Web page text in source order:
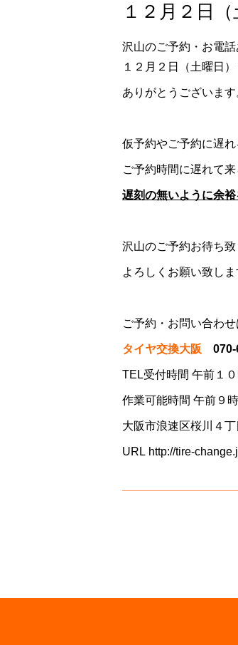
１２月２日
沢山のご予約・お電話
１２月２日（土曜日
ありがとうございます
仮予約やご予約に遅
ご予約時間に遅れて
遅刻の無いように余裕
沢山のご予約お待ち致
よろしくお願い致しま
ご予約・お問い合わせ
タイヤ交換大阪 070-
TEL受付時間 午前１
作業可能時間 午前９
大阪市浪速区桜川４
URL http://tire-